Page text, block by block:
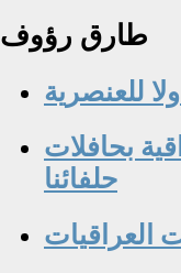
طارق رؤوف
للعنصرية
بحافلات
حلفائنا
العراقيات